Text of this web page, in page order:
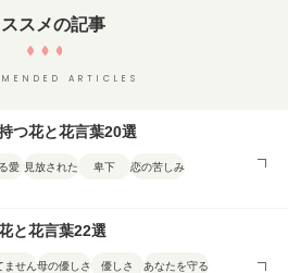
スメの記事
ARTICLES
つ花と花言葉20選
愛 見放された 卑下 恋の苦しみ
と花言葉22選
せん 母の優しさ 優しさ あなたを守る